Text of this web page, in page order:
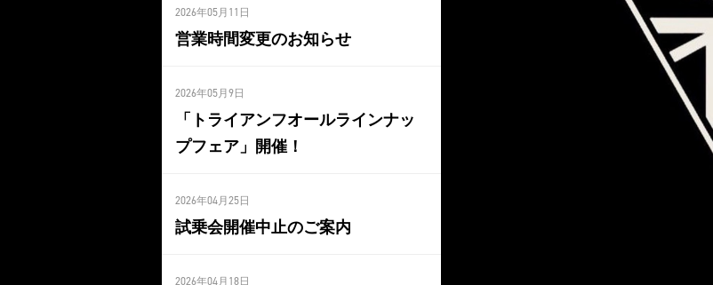
2026年05月11日
営業時間変更のお知らせ
2026年05月9日
「トライアンフオールラインナッ
プフェア」開催！
2026年04月25日
試乗会開催中止のご案内
2026年04月18日